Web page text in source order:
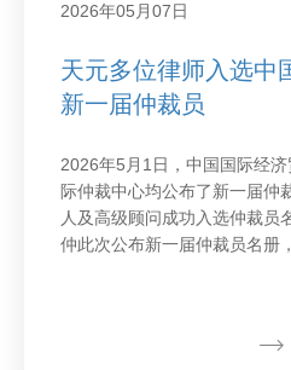
2026年05月07日
天元多位律师入选中
新一届仲裁员
2026年5月1日，中国国际经
际仲裁中心均公布了新一届仲
人及高级顾问成功入选仲裁
仲此次公布新一届仲裁员名册